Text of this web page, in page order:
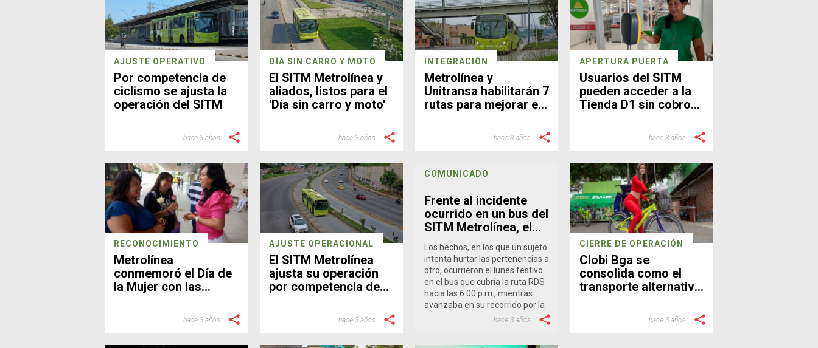
AJUSTE OPERATIVO
Por competencia de
ciclismo se ajusta la
operación del SITM
hace 3 años
DÍA SIN CARRO Y MOTO
El SITM Metrolínea y
aliados, listos para el
'Día sin carro y moto'
hace 3 años
INTEGRACIÓN
Metrolínea y
Unitransa habilitarán 7
rutas para mejorar el
hace 3 años
APERTURA PUERTA
Usuarios del SITM
pueden acceder a la
Tienda D1 sin cobro
hace 3 años
RECONOCIMIENTO
Metrolínea
conmemoró el Día de
la Mujer con las
hace 3 años
AJUSTE OPERACIONAL
El SITM Metrolínea
ajusta su operación
por competencia de
hace 3 años
COMUNICADO
Frente al incidente
ocurrido en un bus del
SITM Metrolínea, el
Ente Gestor informa:
Los hechos, en los que un sujeto
intenta hurtar las pertenencias a
otro, ocurrieron el lunes festivo
en el bus que cubría la ruta RDS
hacia las 6:00 p.m., mientras
avanzaba en su recorrido por la
carrera 15 con calle 36 de
hace 3 años
CIERRE DE OPERACIÓN
Clobi Bga se
consolida como el
transporte alternativo
hace 3 años